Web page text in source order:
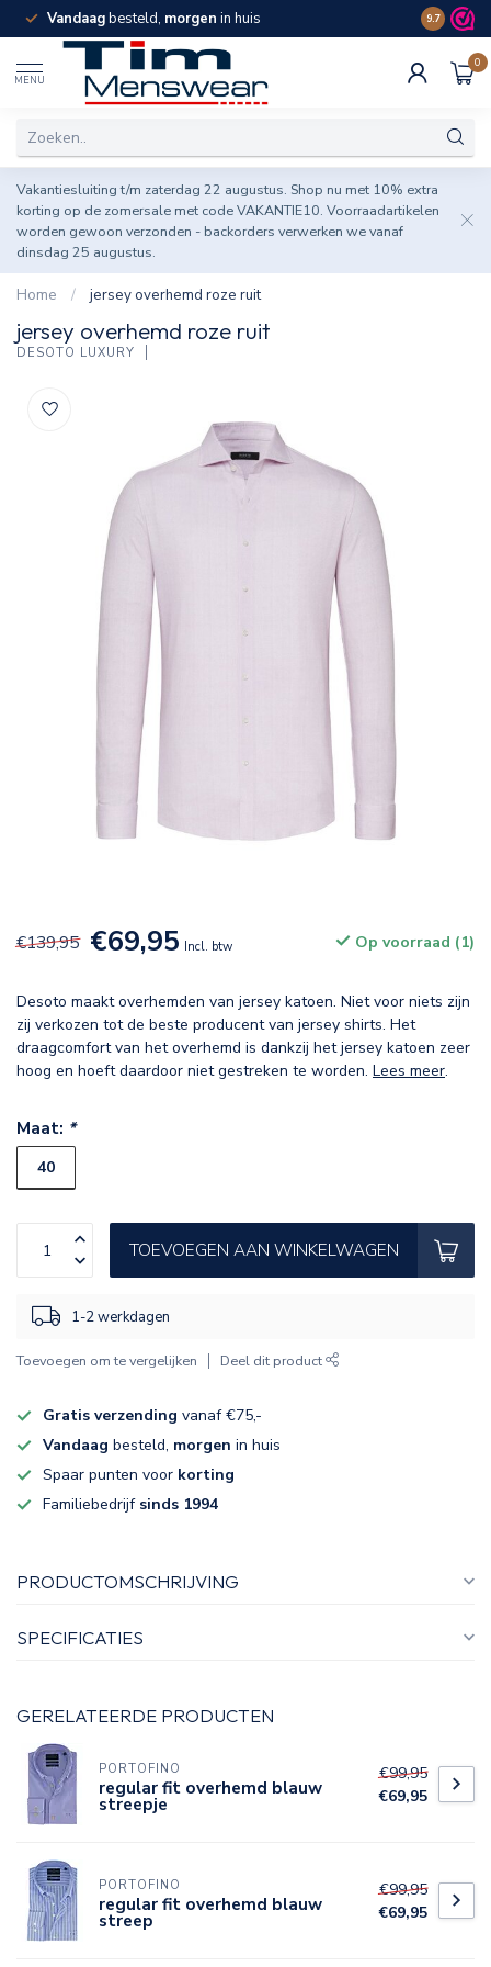
Vandaagbesteld, morgen in huis Spaar
9.7
MENU
0
Vakantiesluiting t/m zaterdag 22 augustus. Shop nu met 10% extra
korting op de zomersale met code VAKANTIE10. Voorraadartikelen
worden gewoon verzonden - backorders verwerken we vanaf
dinsdag 25 augustus.
Home / jersey overhemd roze ruit
jersey overhemd roze ruit
DESOTO LUXURY
€139,95 €69,95 Incl. btw Op voorraad (1)
Desoto maakt overhemden van jersey katoen. Niet voor niets zijn
zij verkozen tot de beste producent van jersey shirts. Het
draagcomfort van het overhemd is dankzij het jersey katoen zeer
hoog en hoeft daardoor niet gestreken te worden. Lees meer.
Maat: *
40
TOEVOEGEN AAN WINKELWAGEN
1-2 werkdagen
Toevoegen om te vergelijken Deel dit product
Gratis verzending vanaf €75,-
Vandaag besteld, morgen in huis
Spaar punten voor korting
Familiebedrijf sinds 1994
PRODUCTOMSCHRIJVING
SPECIFICATIES
GERELATEERDE PRODUCTEN
PORTOFINO
regular fit overhemd blauw
streepje
€99,95
€69,95
PORTOFINO
regular fit overhemd blauw
streep
€99,95
€69,95